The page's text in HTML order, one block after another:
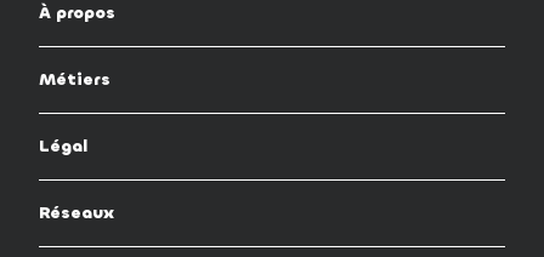
À propos
Métiers
Légal
Réseaux